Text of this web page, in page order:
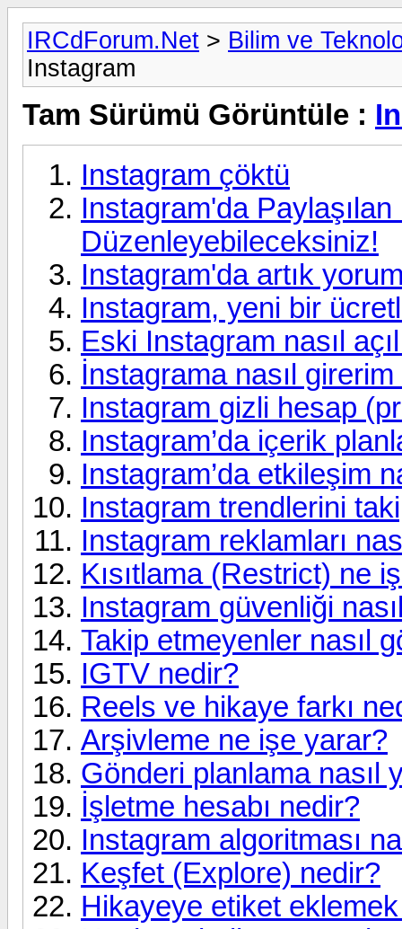
IRCdForum.Net > Bilim ve
Instagram
Tam Sürümü Görüntüle :
Instagram çöktü
Instagram'da
Düzenleyebileceksiniz!
Instagram'da artık
Instagram, yeni bir
Eski Instagram nasıl
İnstagrama nasıl
Instagram gizli hesap
Instagram’da içerik
Instagram’da etkileşim
Instagram trendlerini
Instagram reklamları
Kısıtlama (Restrict) ne
Instagram güvenliği
Takip etmeyenler nasıl
IGTV nedir?
Reels ve hikaye farkı
Arşivleme ne işe yarar?
Gönderi planlama nasıl
İşletme hesabı nedir?
Instagram algoritması
Keşfet (Explore) nedir?
Hikayeye etiket